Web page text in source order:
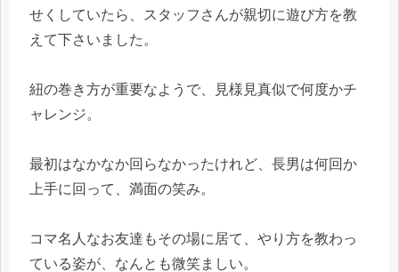
せくしていたら、スタッフさんが親切に遊び方を教
えて下さいました。
紐の巻き方が重要なようで、見様見真似で何度かチ
ャレンジ。
最初はなかなか回らなかったけれど、長男は何回か
上手に回って、満面の笑み。
コマ名人なお友達もその場に居て、やり方を教わっ
ている姿が、なんとも微笑ましい。